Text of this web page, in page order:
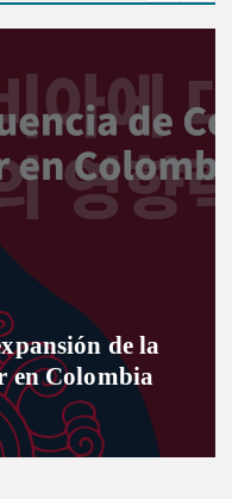
de la
en Colombia